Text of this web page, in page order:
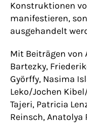
Konstruktionen
manifestieren,
ausgehandelt
Mit Beiträgen von
Bartezky,
Györffy, Nasima
Leko/Jochen
Tajeri, Patricia
Reinsch, Anatolya